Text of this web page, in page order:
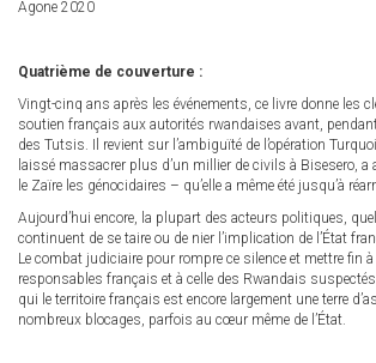
Agone 2020
Quatrième de couverture :
Vingt-cinq ans après les événements, ce livre donne les
soutien français aux autorités rwandaises avant,
des Tutsis. Il revient sur l’ambiguïté de l’opération
laissé massacrer plus d’un millier de civils à Bisesero,
le Zaïre les génocidaires – qu’elle a même été jusqu’à
Aujourd’hui encore, la plupart des acteurs politiques,
continuent de se taire ou de nier l’implication de l’État
Le combat judiciaire pour rompre ce silence et mettre fin
responsables français et à celle des Rwandais
qui le territoire français est encore largement une terre
nombreux blocages, parfois au cœur même de l’État.